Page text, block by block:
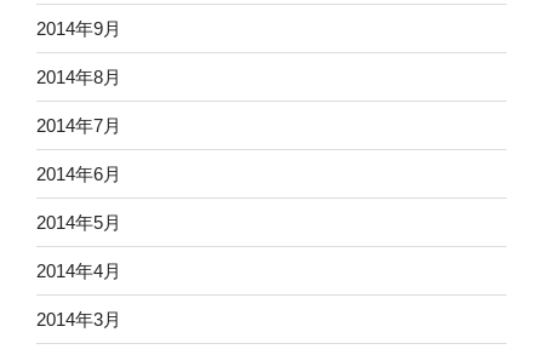
2014年9月
2014年8月
2014年7月
2014年6月
2014年5月
2014年4月
2014年3月